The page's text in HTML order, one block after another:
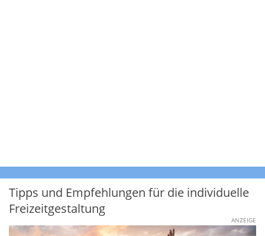
Tipps und Empfehlungen für die individuelle
Freizeitgestaltung
ANZEIGE